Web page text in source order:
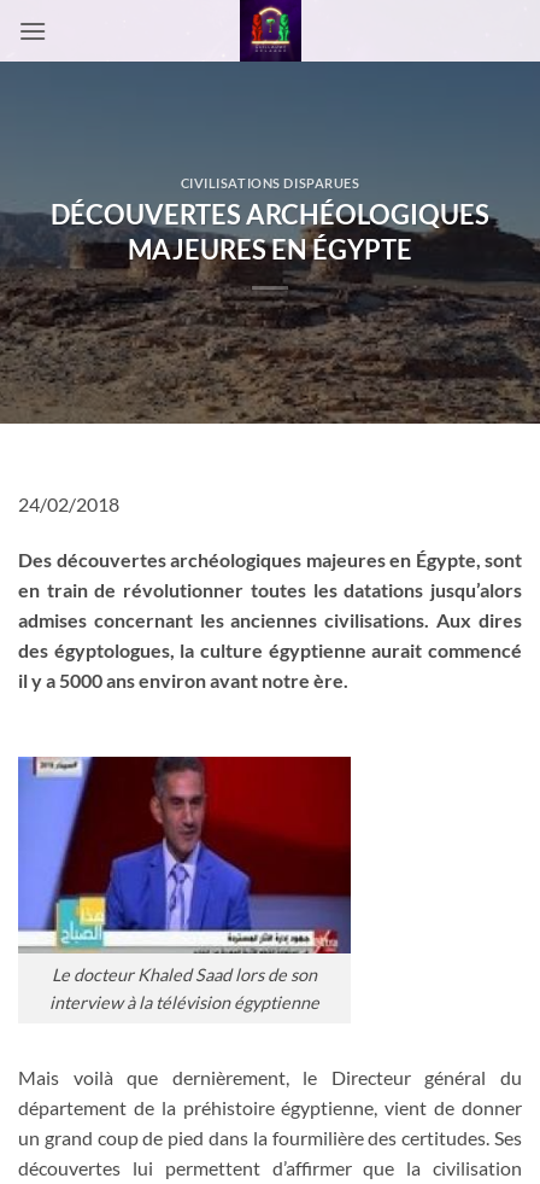
CIVILISATIONS DISPARUES
DÉCOUVERTES ARCHÉOLOGIQUES
MAJEURES EN ÉGYPTE
24/02/2018
Des découvertes archéologiques majeures en Égypte, sont
en train de révolutionner toutes les datations jusqu’alors
admises concernant les anciennes civilisations. Aux dires
des égyptologues, la culture égyptienne aurait commencé
il y a 5000 ans environ avant notre ère.
Le docteur Khaled Saad lors de son
interview à la télévision égyptienne
Mais voilà que dernièrement, le Directeur général du
département de la préhistoire égyptienne, vient de donner
un grand coup de pied dans la fourmilière des certitudes. Ses
découvertes lui permettent d’affirmer que la civilisation